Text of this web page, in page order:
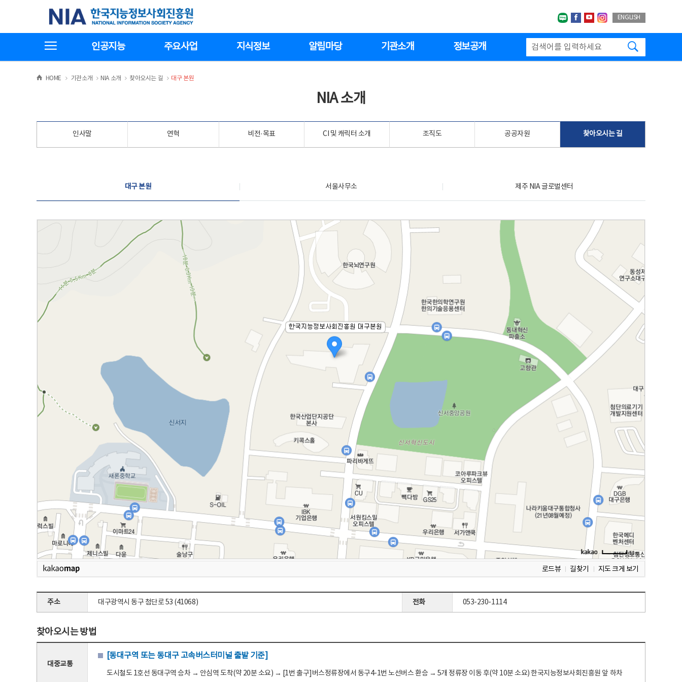
기
한국지능정보사회진흥원
네이버블로그
페이스북
유투브인스타그랩
ENGLISH
인공지능 주요사업 지식정보 알림마당 기관소개 정보공개
HOME >
기관소개 >NIA 소개 >
찾아오시는 길 >
대구 본원
NIA 소개
인사말 연혁 비전·목표 CI 및 캐릭터 소개 조직도 공공자원 찾아오시는 길
대구 본원 서울사무소 제주 NIA 글로벌센터
로드뷰 길찾기 지도 크게 보기
주소 대구광역시 동구 첨단로 53 (41068) 전화 053-230-1114
찾아오시는 방법
대중교통
[동대구역 또는 동대구 고속버스터미널 출발 기준]
도시철도 1호선 동대구역 승차 → 안심역 도착(약 20분 소요) → [1번 출구]버스정류장에서 동구4-1번 노선버스 환승 → 5개 정류장 이동 후(약 10분 소요) 한국지능정보사회진흥원 앞 하차